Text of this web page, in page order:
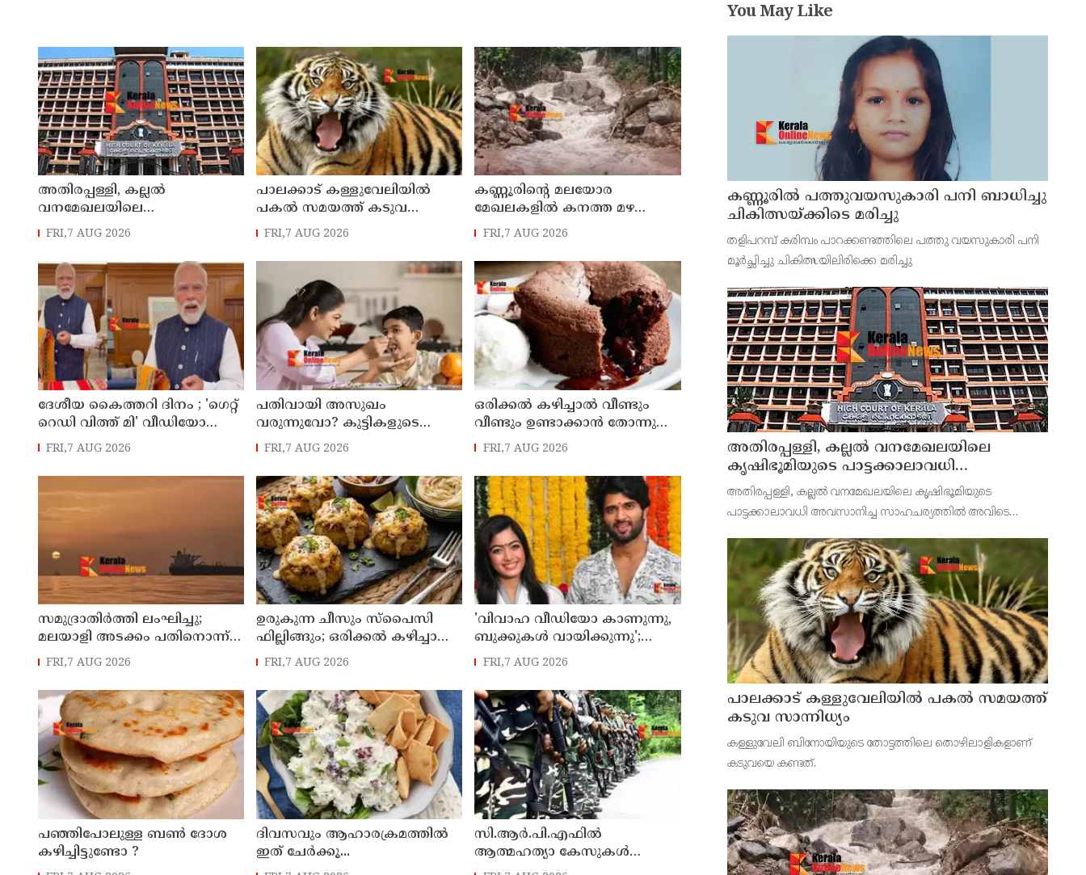
അതിരപ്പള്ളി, കല്ലൽ
വനമേഖലയിലെ
കൃഷിഭൂമിയുടെ പാട്ടക്കാലാവധി
നടത്താനാകില്ലെന്ന്
ഹൈക്കോടതി
FRI,7 AUG 2026
പാലക്കാട് കള്ളുവേലിയില്‍
പകല്‍ സമയത്ത് കടുവ
സാന്നിധ്യം
FRI,7 AUG 2026
കണ്ണൂരിൻ്റെ മലയോര
മേഖലകളിൽ കനത്ത മഴ
തുടരുന്നു : ഉദയഗിരിയിൽ ഉരുൾ
FRI,7 AUG 2026
ദേശീയ കൈത്തറി ദിനം ; 'ഗെറ്റ്
റെഡി വിത്ത് മി' വീഡിയോ
പങ്കുവെക്കാൻ
യുവജനങ്ങളോട് അഭ്യർത്ഥിച്ച്
പ്രധാനമന്ത്രി നരേന്ദ്ര മോദി
FRI,7 AUG 2026
പതിവായി അസുഖം
വരുന്നുവോ? കുട്ടികളുടെ
പ്രതിരോധശേഷി കൂട്ടാൻ ഈ
ഭക്ഷണങ്ങൾ കൊടുക്കൂ
FRI,7 AUG 2026
ഒരിക്കൽ കഴിച്ചാൽ വീണ്ടും
വീണ്ടും ഉണ്ടാക്കാൻ തോന്നുന്ന
മധുരവിഭവം
FRI,7 AUG 2026
സമുദ്രാതിർത്തി ലംഘിച്ചു;
മലയാളി അടക്കം പതിനൊന്ന്
മത്സ്യതൊഴിലാളികളെ
നാവികസേന
FRI,7 AUG 2026
ഉരുകുന്ന ചീസും സ്പൈസി
ഫില്ലിങ്ങും; ഒരിക്കൽ കഴിച്ചാൽ
വീണ്ടും ചോദിക്കും
FRI,7 AUG 2026
'വിവാഹ വീഡിയോ കാണുന്നു,
ബുക്കുകള്‍ വായിക്കുന്നു';
വിശ്രമ ജീവിതത്തെക്കുറിച്ച്
FRI,7 AUG 2026
പഞ്ഞിപോലുള്ള ബൺ ദോശ
കഴിച്ചിട്ടുണ്ടോ ?
ദിവസവും ആഹാരക്രമത്തിൽ
ഇത് ചേർക്കൂ...
സി.ആർ.പി.എഫിൽ
ആത്മഹത്യാ കേസുകൾ
വർധിക്കുന്നു ; കഴിഞ്ഞ വർഷം
You May Like
കണ്ണൂരിൽ പത്തുവയസുകാരി പനി ബാധിച്ചു
ചികിത്സയ്ക്കിടെ മരിച്ചു
തളിപറമ്പ് കരിമ്പം പാറക്കണ്ടത്തിലെ പത്തു വയസുകാരി പനി
മൂർച്ഛിച്ചു ചികിത്സയിലിരിക്കെ മരിച്ചു
അതിരപ്പള്ളി, കല്ലൽ വനമേഖലയിലെ
കൃഷിഭൂമിയുടെ പാട്ടക്കാലാവധി
അവസാനിച്ചു ; ഇനി കൃഷി
നടത്താനാകില്ലെന്ന് ഹൈക്കോടതി
അതിരപ്പള്ളി, കല്ലൽ വനമേഖലയിലെ കൃഷിഭൂമിയുടെ
പാട്ടക്കാലാവധി അവസാനിച്ച സാഹചര്യത്തിൽ അവിടെ
അവകാശമില്ലെന്ന് ഹൈക്കോടതി വ്യക്തമാക്കി. വനമേഖലയിൽ
പൈനാപ്പിൾ ക
പാലക്കാട് കള്ളുവേലിയില്‍ പകല്‍ സമയത്ത്
കടുവ സാന്നിധ്യം
കള്ളുവേലി ബിനോയിയുടെ തോട്ടത്തിലെ തൊഴിലാളികളാണ്
കടുവയെ കണ്ടത്.